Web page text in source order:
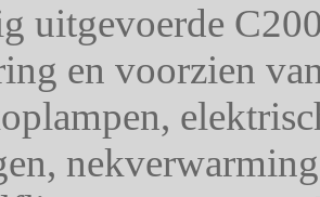
uitgevoerde
en voorzien